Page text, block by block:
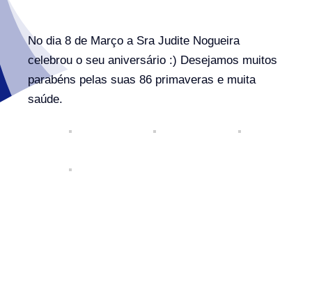
No dia 8 de Março a Sra Judite Nogueira
celebrou o seu aniversário :) Desejamos muitos
parabéns pelas suas 86 primaveras e muita
saúde.